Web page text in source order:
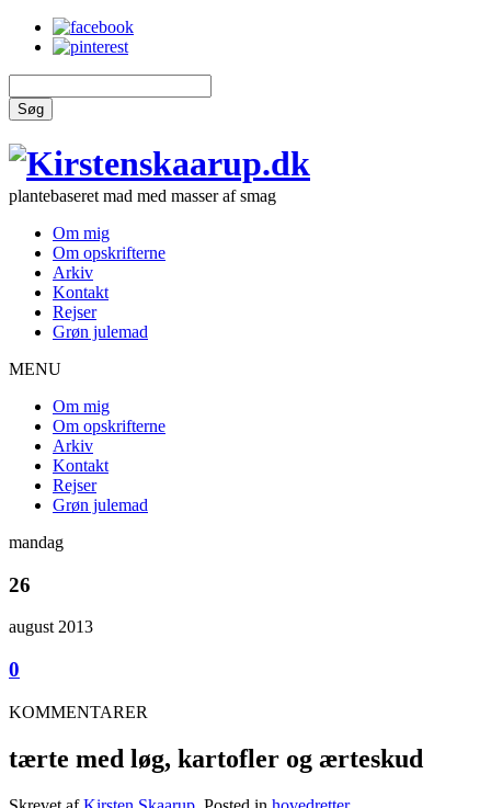
Søg
plantebaseret mad med masser af smag
Om mig
Om opskrifterne
Arkiv
Kontakt
Rejser
Grøn julemad
MENU
Om mig
Om opskrifterne
Arkiv
Kontakt
Rejser
Grøn julemad
mandag
26
august 2013
0
KOMMENTARER
tærte med løg, kartofler og ærteskud